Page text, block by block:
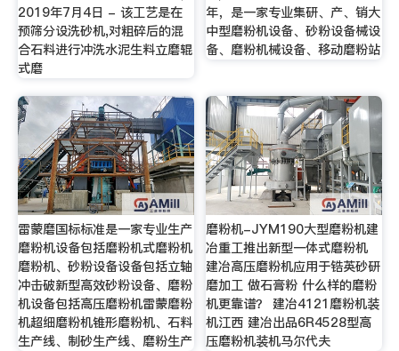
2019年7月4日 - 该工艺是在
预筛分设洗砂机,对粗碎后的混
合石料进行冲洗水泥生料立磨辊
式磨
年，是一家专业集研、产、销大
中型磨粉机设备、砂粉设备械设
备、磨粉机械设备、移动磨粉站
雷蒙磨国标标准是一家专业生产
磨粉机设备包括磨粉机式磨粉机
磨粉机、砂粉设备设备包括立轴
冲击破新型高效砂粉设备、磨粉
机设备包括高压磨粉机雷蒙磨粉
机超细磨粉机锥形磨粉机、石料
生产线、制砂生产线、磨粉生产
磨粉机-JYM190大型磨粉机建
冶重工推出新型一体式磨粉机
建冶高压磨粉机应用于锆英砂研
磨加工 做石膏粉 什么样的磨粉
机更靠谱？ 建冶4121磨粉机装
机江西 建冶出品6R4528型高
压磨粉机装机马尔代夫